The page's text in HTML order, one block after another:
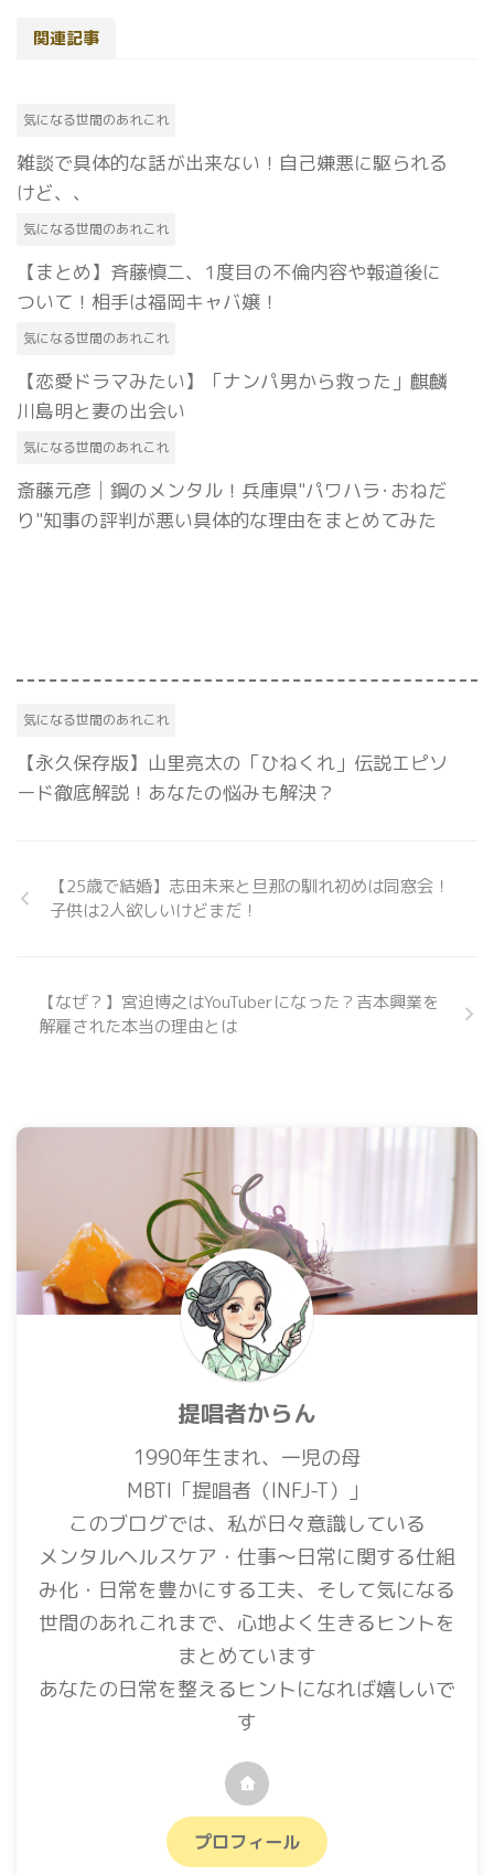
関連記事
気になる世間のあれこれ
雑談で具体的な話が出来ない！自己嫌悪に駆られる
けど、、
気になる世間のあれこれ
【まとめ】斉藤慎二、1度目の不倫内容や報道後に
ついて！相手は福岡キャバ嬢！
気になる世間のあれこれ
【恋愛ドラマみたい】「ナンパ男から救った」麒麟
川島明と妻の出会い
気になる世間のあれこれ
斎藤元彦│鋼のメンタル！兵庫県"パワハラ･おねだ
り"知事の評判が悪い具体的な理由をまとめてみた
気になる世間のあれこれ
【永久保存版】山里亮太の「ひねくれ」伝説エピソ
ード徹底解説！あなたの悩みも解決？
【25歳で結婚】志田未来と旦那の馴れ初めは同窓会！
子供は2人欲しいけどまだ！
【なぜ？】宮迫博之はYouTuberになった？吉本興業を
解雇された本当の理由とは
提唱者からん
1990年生まれ、一児の母
MBTI「提唱者（INFJ-T）」
このブログでは、私が日々意識している
メンタルヘルスケア・仕事〜日常に関する仕組
み化・日常を豊かにする工夫、そして気になる
世間のあれこれまで、心地よく生きるヒントを
まとめています
あなたの日常を整えるヒントになれば嬉しいで
す
プロフィール